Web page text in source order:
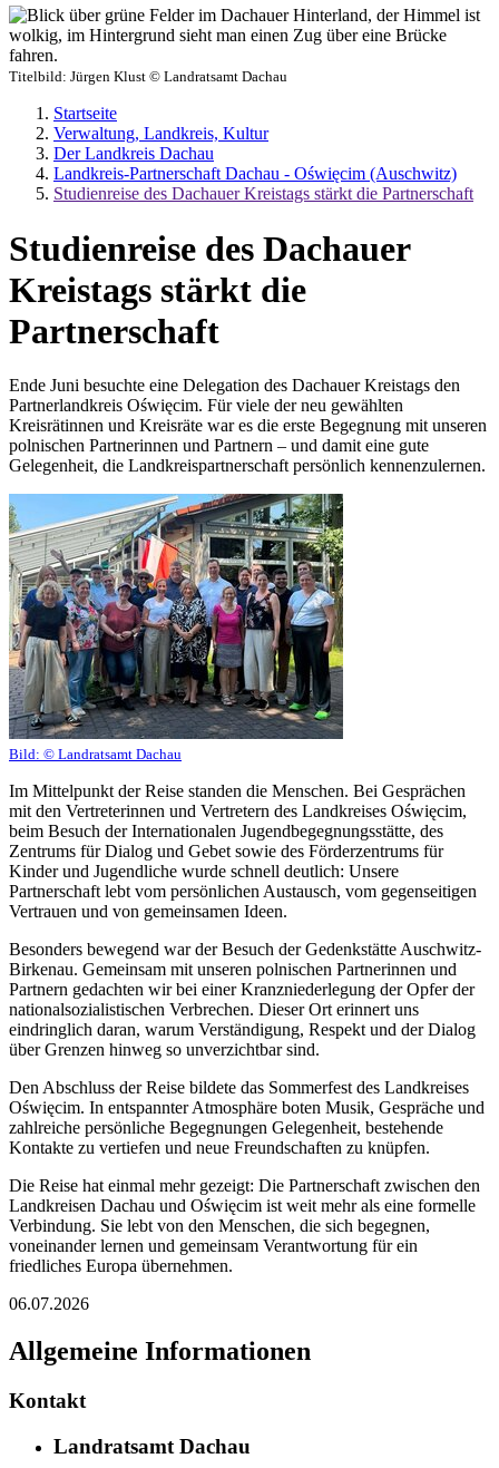
Titelbild: Jürgen Klust © Landratsamt Dachau
Startseite
Verwaltung, Landkreis, Kultur
Der Landkreis Dachau
Landkreis-Partnerschaft Dachau - Oświęcim (Auschwitz)
Studienreise des Dachauer Kreistags stärkt die Partnerschaft
Studienreise des Dachauer
Kreistags stärkt die
Partnerschaft
Ende Juni besuchte eine Delegation des Dachauer Kreistags den
Partnerlandkreis Oświęcim. Für viele der neu gewählten
Kreisrätinnen und Kreisräte war es die erste Begegnung mit unseren
polnischen Partnerinnen und Partnern – und damit eine gute
Gelegenheit, die Landkreispartnerschaft persönlich kennenzulernen.
Bild: © Landratsamt Dachau
Im Mittelpunkt der Reise standen die Menschen. Bei Gesprächen
mit den Vertreterinnen und Vertretern des Landkreises Oświęcim,
beim Besuch der Internationalen Jugendbegegnungsstätte, des
Zentrums für Dialog und Gebet sowie des Förderzentrums für
Kinder und Jugendliche wurde schnell deutlich: Unsere
Partnerschaft lebt vom persönlichen Austausch, vom gegenseitigen
Vertrauen und von gemeinsamen Ideen.
Besonders bewegend war der Besuch der Gedenkstätte Auschwitz-
Birkenau. Gemeinsam mit unseren polnischen Partnerinnen und
Partnern gedachten wir bei einer Kranzniederlegung der Opfer der
nationalsozialistischen Verbrechen. Dieser Ort erinnert uns
eindringlich daran, warum Verständigung, Respekt und der Dialog
über Grenzen hinweg so unverzichtbar sind.
Den Abschluss der Reise bildete das Sommerfest des Landkreises
Oświęcim. In entspannter Atmosphäre boten Musik, Gespräche und
zahlreiche persönliche Begegnungen Gelegenheit, bestehende
Kontakte zu vertiefen und neue Freundschaften zu knüpfen.
Die Reise hat einmal mehr gezeigt: Die Partnerschaft zwischen den
Landkreisen Dachau und Oświęcim ist weit mehr als eine formelle
Verbindung. Sie lebt von den Menschen, die sich begegnen,
voneinander lernen und gemeinsam Verantwortung für ein
friedliches Europa übernehmen.
06.07.2026
Allgemeine Informationen
Kontakt
Landratsamt Dachau